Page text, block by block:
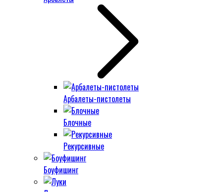
Арбалеты-пистолеты
Блочные
Рекурсивные
Боуфишинг